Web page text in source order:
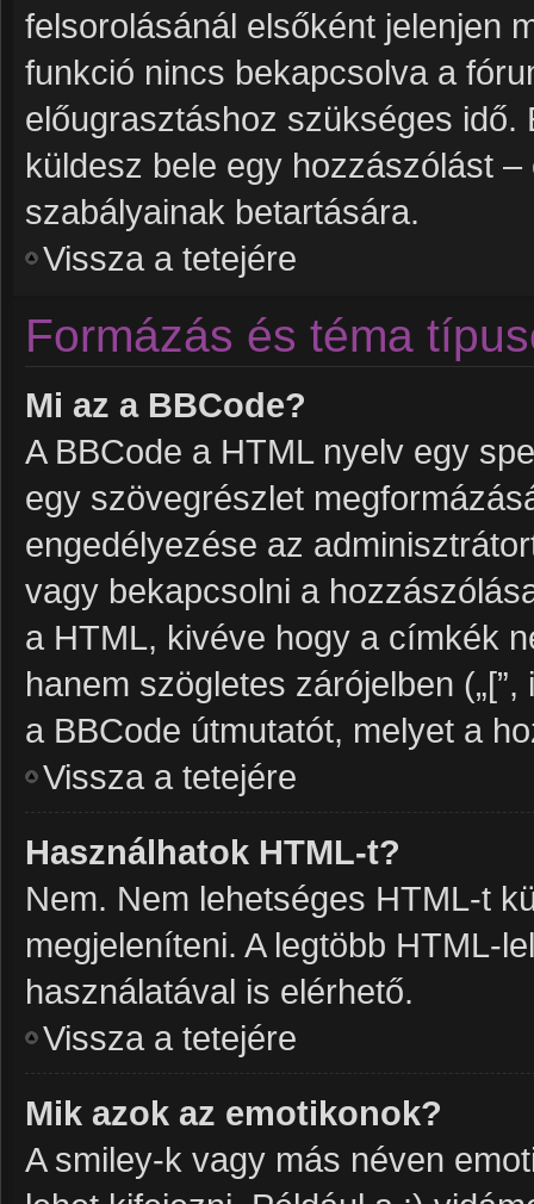
felsorolásánál elsőként jelenjen
funkció nincs bekapcsolva a
előugrasztáshoz szükséges
küldesz bele egy hozzászólást
szabályainak betartására.
Vissza a tetejére
Formázás és téma
Mi az a BBCode?
A BBCode a HTML nyelv egy
egy szövegrészlet
engedélyezése az
vagy bekapcsolni a
a HTML, kivéve hogy a címkék
hanem szögletes zárójelben
a BBCode útmutatót, melyet a
Vissza a tetejére
Használhatok HTML-t?
Nem. Nem lehetséges HTML-t
megjeleníteni. A legtöbb HTML-
használatával is elérhető.
Vissza a tetejére
Mik azok az emotikonok?
A smiley-k vagy más néven